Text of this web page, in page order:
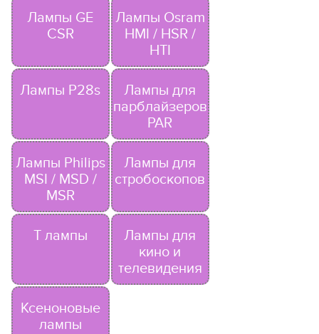
Лампы GE
CSR
Лампы Osram
HMI / HSR /
HTI
Лампы P28s
Лампы для
парблайзеров
PAR
Лампы Philips
MSI / MSD /
MSR
Лампы для
стробоскопов
T лампы
Лампы для
кино и
телевидения
Ксеноновые
лампы